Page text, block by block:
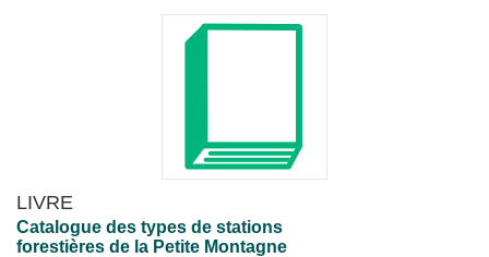
LIVRE
Catalogue des types de stations
forestières de la Petite Montagne